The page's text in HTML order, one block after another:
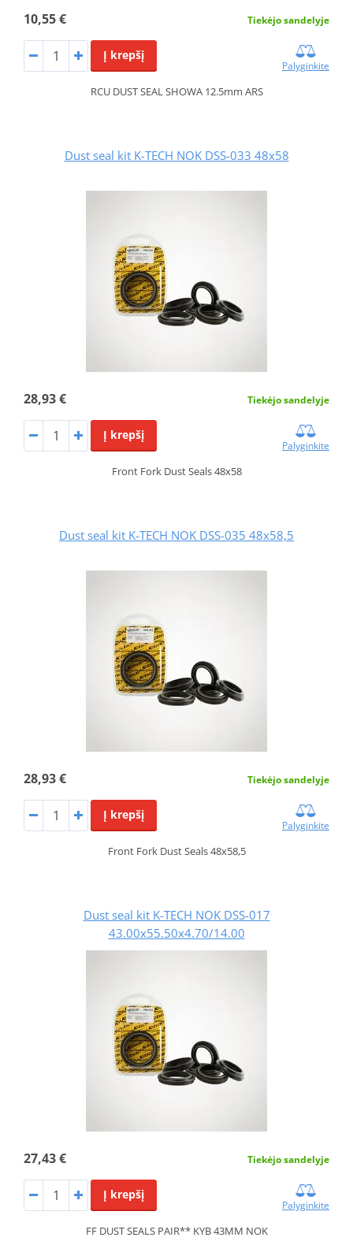
10,55 € Tiekėjo sandelyje
Į krepšį
Palyginkite
RCU DUST SEAL SHOWA 12.5mm ARS
Dust seal kit K-TECH NOK DSS-033 48x58
28,93 € Tiekėjo sandelyje
Į krepšį
Palyginkite
Front Fork Dust Seals 48x58
Dust seal kit K-TECH NOK DSS-035 48x58,5
28,93 € Tiekėjo sandelyje
Į krepšį
Palyginkite
Front Fork Dust Seals 48x58,5
Dust seal kit K-TECH NOK DSS-017
43.00x55.50x4.70/14.00
27,43 € Tiekėjo sandelyje
Į krepšį
Palyginkite
FF DUST SEALS PAIR** KYB 43MM NOK